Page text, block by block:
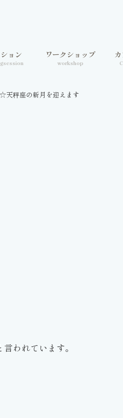
ョン ワークショップ
workshop
天秤座の新月を迎えます
われています。